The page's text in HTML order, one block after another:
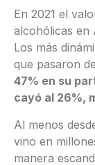
En 2021 el
alcohólicas en
Los más
que pasaron
47% en su
cayó al 26%,
Al menos
vino en
manera